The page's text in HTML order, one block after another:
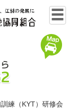
練（KYT）研修会